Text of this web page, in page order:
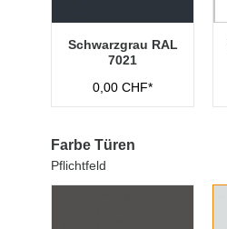
Schwarzgrau RAL
7021
0,00 CHF*
Farbe Türen
Pflichtfeld